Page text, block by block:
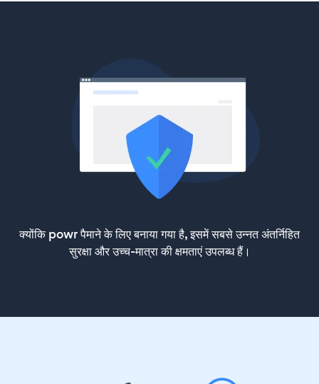
क्योंकि powr पैमाने के लिए बनाया गया है, इसमें सबसे उन्नत अंतर्निहित
सुरक्षा और उच्च-मात्रा की क्षमताएं उपलब्ध हैं।